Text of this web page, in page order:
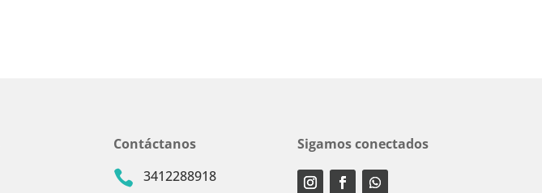
Contáctanos
 3412288918
Sigamos conectados